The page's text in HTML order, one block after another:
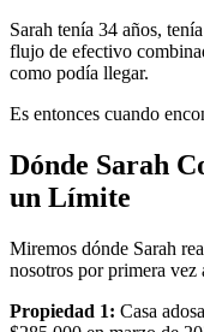
Sarah tenía 34 años,
flujo de efectivo
como podía llegar.
Es entonces cuando
Dónde Sarah
un Límite
Miremos dónde Sarah
nosotros por primera
Propiedad 1: Casa